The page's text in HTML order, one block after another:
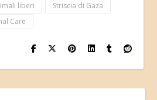
liberi
Striscia di Gaza
Care